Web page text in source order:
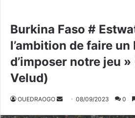
Burkina Faso #
l’ambition de faire
d’imposer notre jeu
Velud)
OUEDRAOGO 08/09/2023 0